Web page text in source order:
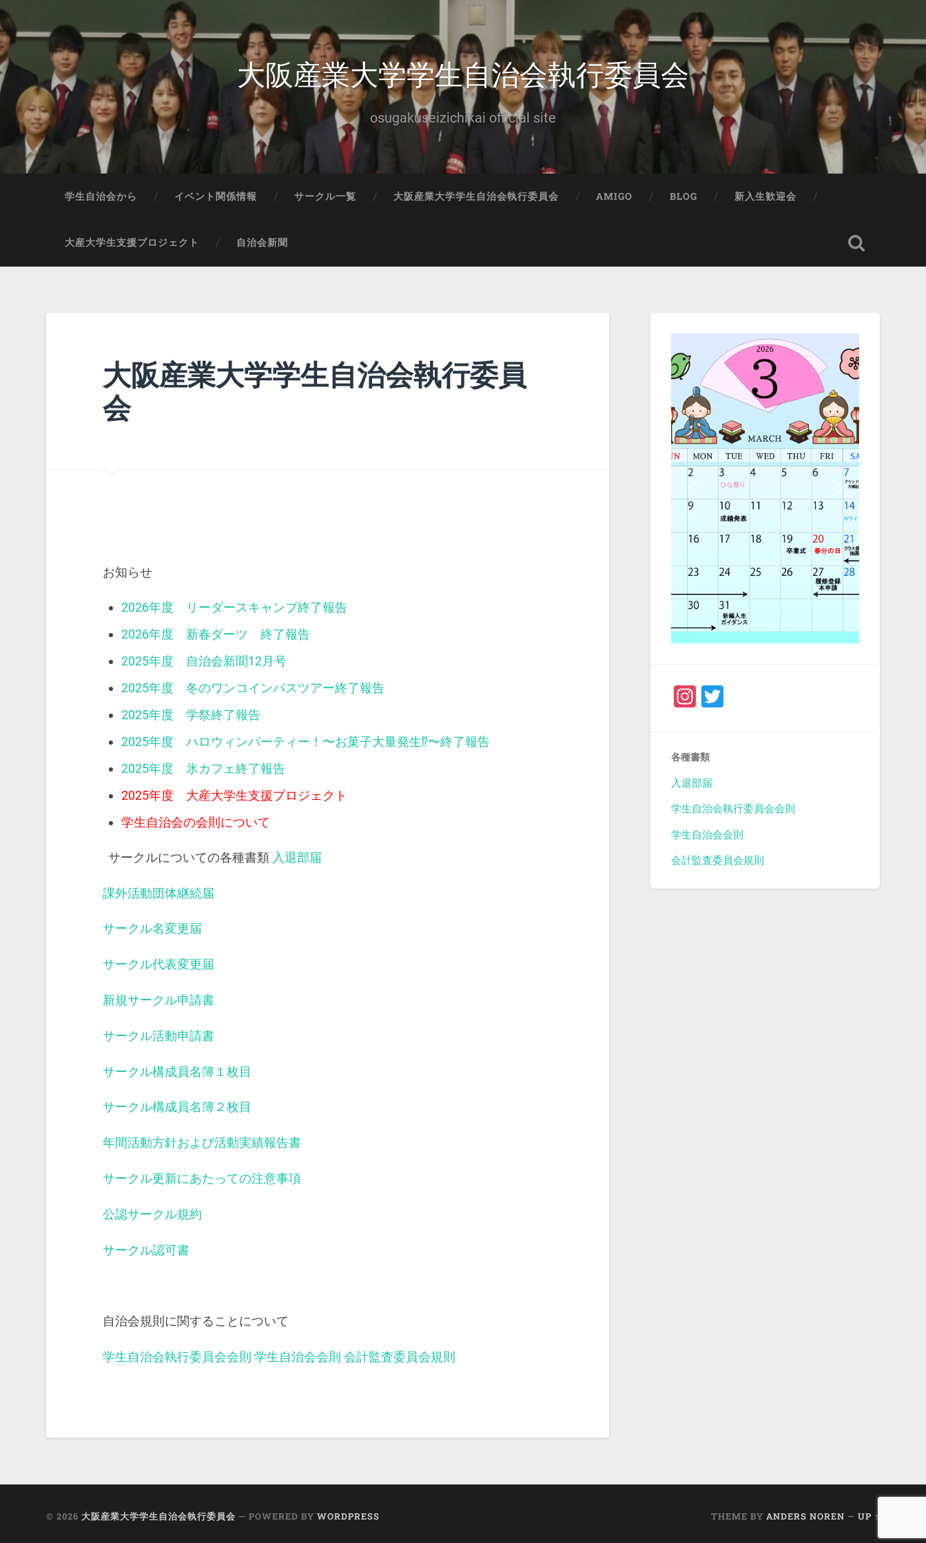
大阪産業大学学生自治会執行委員会
osugakuseizichikai official site
学生自治会から イベント関係情報 サークル一覧 大阪産業大学学生自治会執行委員会 AMIGO BLOG 新入生歓迎会
大産大学生支援プロジェクト 自治会新聞
大阪産業大学学生自治会執行委員
会
お知らせ
2026年度 リーダースキャンプ終了報告
2026年度 新春ダーツ 終了報告
2025年度 自治会新聞12月号
2025年度 冬のワンコインバスツアー終了報告
2025年度 学祭終了報告
2025年度 ハロウィンパーティー！〜お菓子大量発生⁉︎〜終了報告
2025年度 氷カフェ終了報告
2025年度 大産大学生支援プロジェクト
学生自治会の会則について
サークルについての各種書類 入退部届
課外活動団体継続届
サークル名変更届
サークル代表変更届
新規サークル申請書
サークル活動申請書
サークル構成員名簿１枚目
サークル構成員名簿２枚目
年間活動方針および活動実績報告書
サークル更新にあたっての注意事項
公認サークル規約
サークル認可書
自治会規則に関することについて
学生自治会執行委員会会則 学生自治会会則 会計監査委員会規則
Instagram
各種書類
入退部届
学生自治会執行委員会会則
学生自治会会則
会計監査委員会規則
© 2026 大阪産業大学学生自治会執行委員会 — POWERED BYWORDPRESS THEME BY ANDERS NOREN — UP ↑